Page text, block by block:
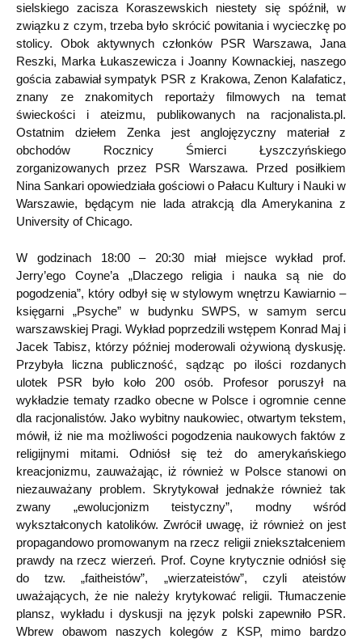
sielskiego zacisza Koraszewskich niestety się spóźnił, w
związku z czym, trzeba było skrócić powitania i wycieczkę po
stolicy. Obok aktywnych członków PSR Warszawa, Jana
Reszki, Marka Łukaszewicza i Joanny Kownackiej, naszego
gościa zabawiał sympatyk PSR z Krakowa, Zenon Kalafaticz,
znany ze znakomitych reportaży filmowych na temat
świeckości i ateizmu, publikowanych na racjonalista.pl.
Ostatnim dziełem Zenka jest anglojęzyczny materiał z
obchodów Rocznicy Śmierci Łyszczyńskiego
zorganizowanych przez PSR Warszawa. Przed posiłkiem
Nina Sankari opowiedziała gościowi o Pałacu Kultury i Nauki w
Warszawie, będącym nie lada atrakcją dla Amerykanina z
University of Chicago.
W godzinach 18:00 – 20:30 miał miejsce wykład prof.
Jerry’ego Coyne’a „Dlaczego religia i nauka są nie do
pogodzenia”, który odbył się w stylowym wnętrzu Kawiarnio –
księgarni „Psyche” w budynku SWPS, w samym sercu
warszawskiej Pragi. Wykład poprzedzili wstępem Konrad Maj i
Jacek Tabisz, którzy później moderowali ożywioną dyskusję.
Przybyła liczna publiczność, sądząc po ilości rozdanych
ulotek PSR było koło 200 osób. Profesor poruszył na
wykładzie tematy rzadko obecne w Polsce i ogromnie cenne
dla racjonalistów. Jako wybitny naukowiec, otwartym tekstem,
mówił, iż nie ma możliwości pogodzenia naukowych faktów z
religijnymi mitami. Odniósł się też do amerykańskiego
kreacjonizmu, zauważając, iż również w Polsce stanowi on
niezauważany problem. Skrytykował jednakże również tak
zwany „ewolucjonizm teistyczny”, modny wśród
wykształconych katolików. Zwrócił uwagę, iż również on jest
propagandowo promowanym na rzecz religii zniekształceniem
prawdy na rzecz wierzeń. Prof. Coyne krytycznie odniósł się
do tzw. „faitheistów”, „wierzateistów”, czyli ateistów
uważających, że nie należy krytykować religii. Tłumaczenie
plansz, wykładu i dyskusji na język polski zapewniło PSR.
Wbrew obawom naszych kolegów z KSP, mimo bardzo